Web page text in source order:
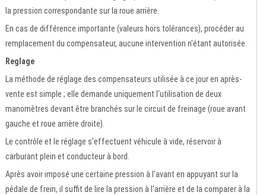
la pression correspondante sur la roue arrière.
En cas de différence importante (valeurs hors tolérances), procéder au
remplacement du compensateur, aucune intervention n'étant autorisée.
Reglage
La méthode de réglage des compensateurs utilisée à ce jour en après-
vente est simple ; elle demande uniquement l'utilisation de deux
manomètres devant être branchés sur le circuit de freinage (roue avant
gauche et roue arrière droite).
Le contrôle et le réglage s'effectuent véhicule à vide, réservoir à
carburant plein et conducteur à bord.
Après avoir imposé une certaine pression à l'avant en appuyant sur la
pédale de frein, il suffit de lire la pression à l'arrière et de la comparer à la